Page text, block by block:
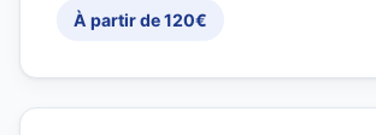
À partir de 120€